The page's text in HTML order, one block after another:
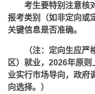
考生要特别注意核
报考类别（如非定向或
关键信息是否准确。
（注：定向生应
区）就业，2026年原
业实行市场导向，政府
向选择。）